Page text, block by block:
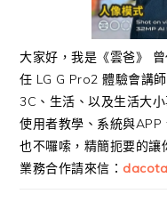
大家好，我是《雲爸》
任 LG G Pro2 體驗會講
3C、生活、以及生活大
使用者教學、系統與
也不囉嗦，精簡扼要的讓
業務合作請來信：